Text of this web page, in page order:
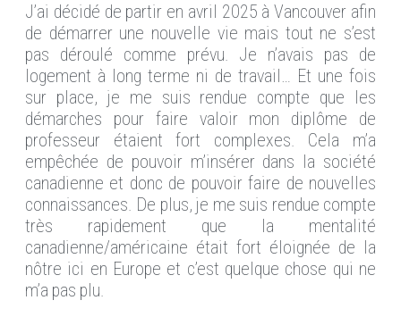
J’ai décidé de partir en avril 2025 à Vancouver afin
de démarrer une nouvelle vie mais tout ne s’est
pas déroulé comme prévu. Je n’avais pas de
logement à long terme ni de travail… Et une fois
sur place, je me suis rendue compte que les
démarches pour faire valoir mon diplôme de
professeur étaient fort complexes. Cela m’a
empêchée de pouvoir m’insérer dans la société
canadienne et donc de pouvoir faire de nouvelles
connaissances. De plus, je me suis rendue compte
très rapidement que la mentalité
canadienne/américaine était fort éloignée de la
nôtre ici en Europe et c’est quelque chose qui ne
m’a pas plu.